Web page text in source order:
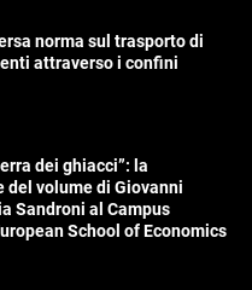
norma sul trasporto di
attraverso i confini
dei ghiacci”: la
del volume di Giovanni
Sandroni al Campus
School of Economics